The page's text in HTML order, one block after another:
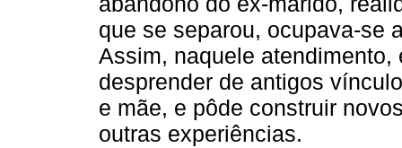
que se separou, ocupava-se
Assim, naquele
desprender de antigos
e mãe, e pôde construir
outras experiências.